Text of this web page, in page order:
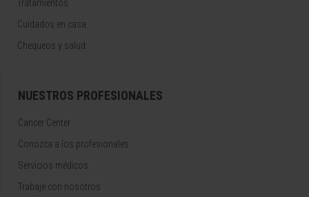
Tratamientos
Cuidados en casa
Chequeos y salud
NUESTROS PROFESIONALES
Cancer Center
Conozca a los profesionales
Servicios médicos
Trabaje con nosotros